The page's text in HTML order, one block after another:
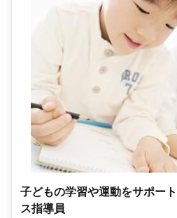
子どもの学習や運動をサポー
ス指導員